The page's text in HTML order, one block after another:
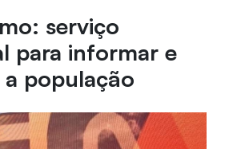
serviço
para informar e
população